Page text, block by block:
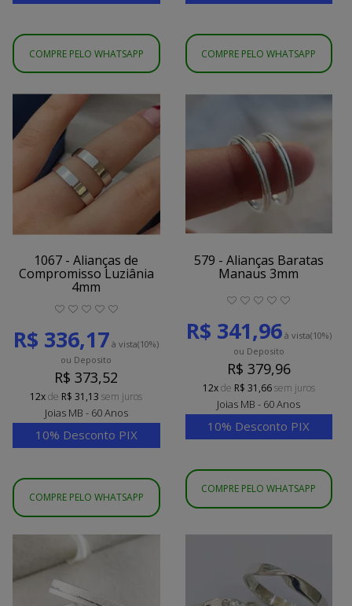
COMPRE PELO WHATSAPP COMPRE PELO WHATSAPP
1067 - Alianças de
Compromisso Luziânia
4mm
R$ 336,17 à vista(10%)
ou Deposito
R$ 373,52
12xde R$ 31,13 sem juros
Joias MB - 60 Anos
10% Desconto PIX
COMPRE PELO WHATSAPP
579 - Alianças Baratas
Manaus 3mm
R$ 341,96à vista(10%)
ou Deposito
R$ 379,96
12xde R$ 31,66sem juros
Joias MB - 60 Anos
10% Desconto PIX
COMPRE PELO WHATSAPP